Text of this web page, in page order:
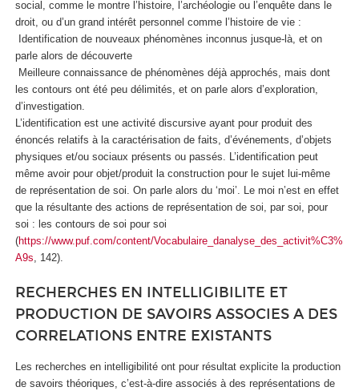
social, comme le montre l’histoire, l’archéologie ou l’enquête dans le
droit, ou d’un grand intérêt personnel comme l’histoire de vie :
Identification de nouveaux phénomènes inconnus jusque-là, et on
parle alors de découverte
Meilleure connaissance de phénomènes déjà approchés, mais dont
les contours ont été peu délimités, et on parle alors d’exploration,
d’investigation.
L’identification est une activité discursive ayant pour produit des
énoncés relatifs à la caractérisation de faits, d’événements, d’objets
physiques et/ou sociaux présents ou passés. L’identification peut
même avoir pour objet/produit la construction pour le sujet lui-même
de représentation de soi. On parle alors du ‘moi’. Le moi n’est en effet
que la résultante des actions de représentation de soi, par soi, pour
soi : les contours de soi pour soi
(https://www.puf.com/content/Vocabulaire_danalyse_des_activit%C3%
A9s, 142).
RECHERCHES EN INTELLIGIBILITE ET
PRODUCTION DE SAVOIRS ASSOCIES A DES
CORRELATIONS ENTRE EXISTANTS
Les recherches en intelligibilité ont pour résultat explicite la production
de savoirs théoriques, c’est-à-dire associés à des représentations de